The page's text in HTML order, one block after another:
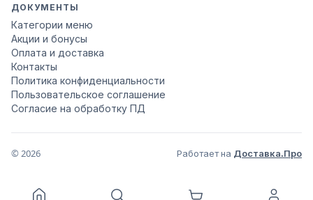
ДОКУМЕНТЫ
Категории меню
Акции и бонусы
Оплата и доставка
Контакты
Политика конфиденциальности
Пользовательское соглашение
Согласие на обработку ПД
© 2026 Работает на Доставка.Про